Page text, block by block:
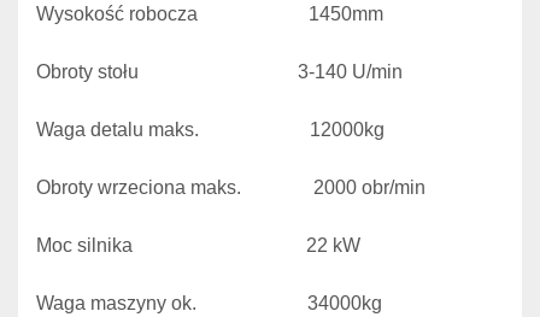
Wysokość robocza                       1450mm
Obroty stołu                                 3-140 U/min
Waga detalu maks.                       12000kg
Obroty wrzeciona maks.               2000 obr/min
Moc silnika                                    22 kW
Waga maszyny ok.                       34000kg